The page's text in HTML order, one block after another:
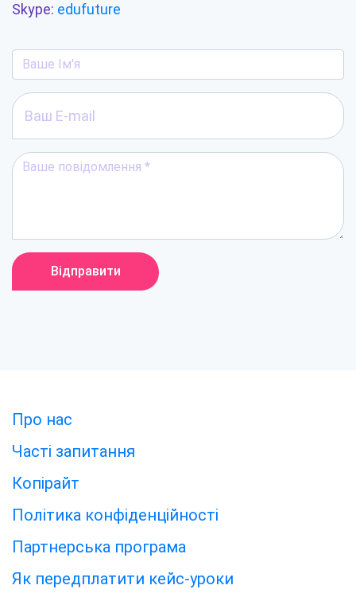
Skype: edufuture
Відправити
Про нас
Часті запитання
Копірайт
Політика конфіденційності
Партнерська програма
Як передплатити кейс-уроки